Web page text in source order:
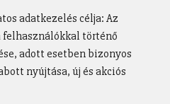
adatkezelés célja: Az
felhasználókkal történő
adott esetben bizonyos
nyújtása, új és akciós